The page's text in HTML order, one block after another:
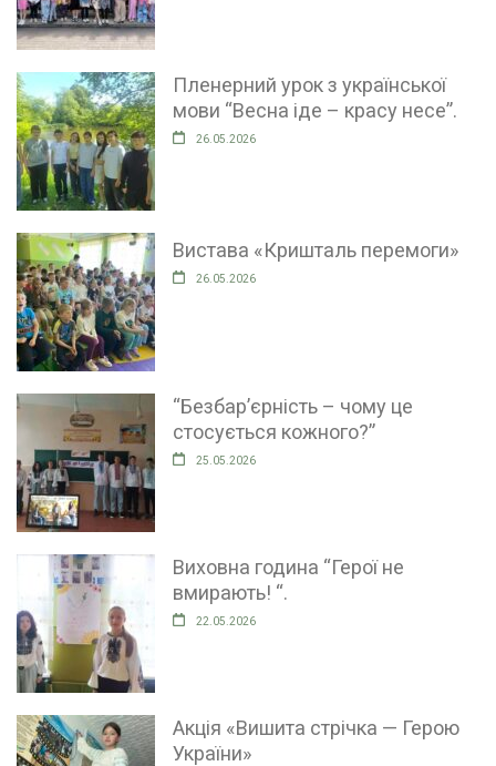
Пленерний урок з української
мови “Весна іде – красу несе”.
26.05.2026
Вистава «Кришталь перемоги»
26.05.2026
“Безбар’єрність – чому це
стосується кожного?”
25.05.2026
Виховна година “Герої не
вмирають! “.
22.05.2026
Акція «Вишита стрічка — Герою
України»